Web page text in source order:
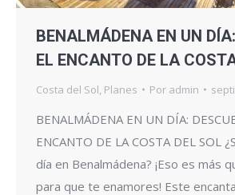
BENALMÁDENA EN UN
EL ENCANTO DE LA
Costa del Sol Planes Por admin
BENALMÁDENA EN UN DÍA:
ENCANTO DE LA COSTA DEL SOL
día en Benalmádena? ¡Eso es más
para que te enamores! Este